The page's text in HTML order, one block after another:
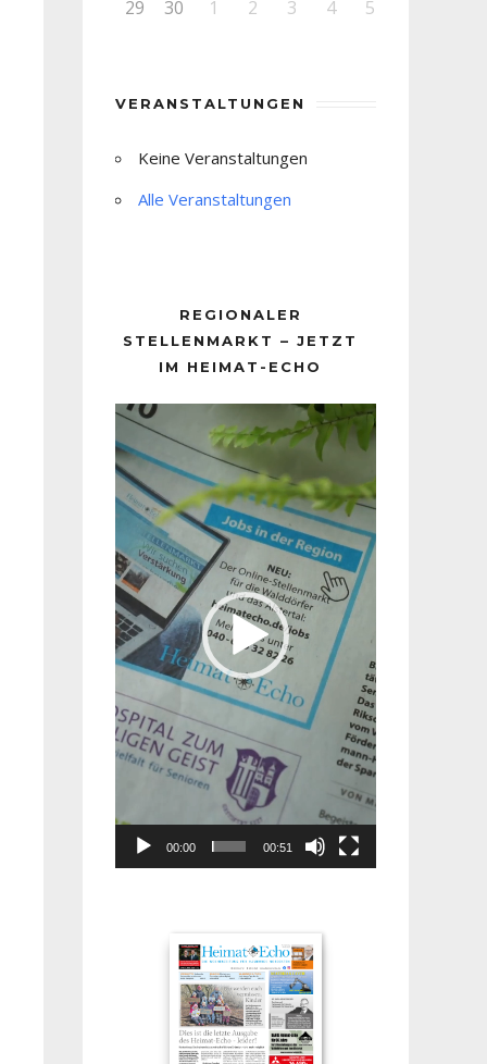
29 30 1 2 3 4 5
VERANSTALTUNGEN
Keine Veranstaltungen
Alle Veranstaltungen
REGIONALER
STELLENMARKT – JETZT
IM HEIMAT-ECHO
Player
00:00 00:51